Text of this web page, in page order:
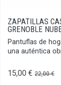
ZAPATILLAS
GRENOBLE
Pantuflas de
una auténtica
15,00 €22,00 €